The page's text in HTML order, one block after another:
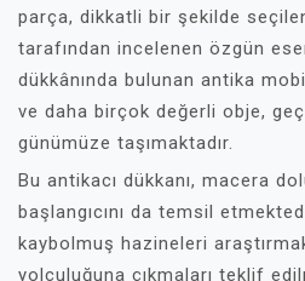
parça, dikkatli bir şekilde
tarafından incelenen özgün
dükkânında bulunan antika
ve daha birçok değerli obje,
günümüze taşımaktadır.
Bu antikacı dükkanı, macera
başlangıcını da temsil
kaybolmuş hazineleri
yolculuğuna çıkmaları teklif